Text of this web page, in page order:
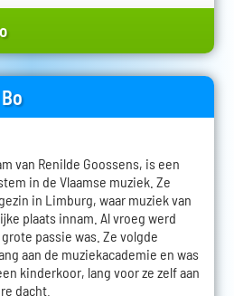
van Renilde Goossens, is een
in de Vlaamse muziek. Ze
in Limburg, waar muziek van
plaats innam. Al vroeg werd
passie was. Ze volgde
aan de muziekacademie en was
kinderkoor, lang voor ze zelf aan
dacht.